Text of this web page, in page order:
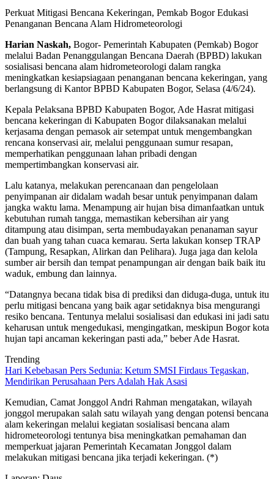
Perkuat Mitigasi Bencana Kekeringan, Pemkab Bogor Edukasi
Penanganan Bencana Alam Hidrometeorologi
Harian Naskah, Bogor- Pemerintah Kabupaten (Pemkab) Bogor
melalui Badan Penanggulangan Bencana Daerah (BPBD) lakukan
sosialisasi bencana alam hidrometeorologi dalam rangka
meningkatkan kesiapsiagaan penanganan bencana kekeringan, yang
berlangsung di Kantor BPBD Kabupaten Bogor, Selasa (4/6/24).
Kepala Pelaksana BPBD Kabupaten Bogor, Ade Hasrat mitigasi
bencana kekeringan di Kabupaten Bogor dilaksanakan melalui
kerjasama dengan pemasok air setempat untuk mengembangkan
rencana konservasi air, melalui penggunaan sumur resapan,
memperhatikan penggunaan lahan pribadi dengan
mempertimbangkan konservasi air.
Lalu katanya, melakukan perencanaan dan pengelolaan
penyimpanan air didalam wadah besar untuk penyimpanan dalam
jangka waktu lama. Menampung air hujan bisa dimanfaatkan untuk
kebutuhan rumah tangga, memastikan kebersihan air yang
ditampung atau disimpan, serta membudayakan penanaman sayur
dan buah yang tahan cuaca kemarau. Serta lakukan konsep TRAP
(Tampung, Resapkan, Alirkan dan Pelihara). Juga jaga dan kelola
sumber air bersih dan tempat penampungan air dengan baik baik itu
waduk, embung dan lainnya.
“Datangnya becana tidak bisa di prediksi dan diduga-duga, untuk itu
perlu mitigasi bencana yang baik agar setidaknya bisa mengurangi
resiko bencana. Tentunya melalui sosialisasi dan edukasi ini jadi satu
keharusan untuk mengedukasi, mengingatkan, meskipun Bogor kota
hujan tapi ancaman kekeringan pasti ada,” beber Ade Hasrat.
Trending
Hari Kebebasan Pers Sedunia: Ketum SMSI Firdaus Tegaskan,
Mendirikan Perusahaan Pers Adalah Hak Asasi
Kemudian, Camat Jonggol Andri Rahman mengatakan, wilayah
jonggol merupakan salah satu wilayah yang dengan potensi bencana
alam kekeringan melalui kegiatan sosialisasi bencana alam
hidrometeorologi tentunya bisa meningkatkan pemahaman dan
memperkuat jajaran Pemerintah Kecamatan Jonggol dalam
melakukan mitigasi bencana jika terjadi kekeringan. (*)